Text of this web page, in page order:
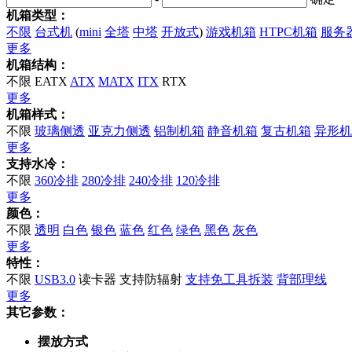
机箱类型：
不限 台式机 (mini 全塔 中塔 开放式) 游戏机箱 HTPC机箱 服务
更多
机箱结构：
不限 EATX ATX MATX ITX RTX
更多
机箱样式：
不限 玻璃侧透 亚克力侧透 铝制机箱 静音机箱 复古机箱 异形
更多
支持水冷：
不限 360冷排 280冷排 240冷排 120冷排
更多
颜色：
不限 透明 白色 银色 蓝色 红色 绿色 黑色 灰色
更多
特性：
不限 USB3.0 读卡器 支持防辐射 支持免工具拆装 背部理线
更多
其它参数：
摆放方式